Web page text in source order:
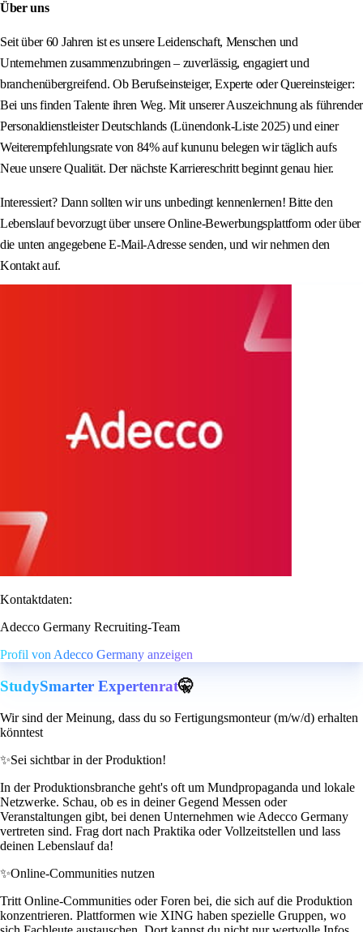
Über uns
Seit über 60 Jahren ist es unsere Leidenschaft, Menschen und
Unternehmen zusammenzubringen – zuverlässig, engagiert und
branchenübergreifend. Ob Berufseinsteiger, Experte oder Quereinsteiger:
Bei uns finden Talente ihren Weg. Mit unserer Auszeichnung als führender
Personaldienstleister Deutschlands (Lünendonk-Liste 2025) und einer
Weiterempfehlungsrate von 84% auf kununu belegen wir täglich aufs
Neue unsere Qualität. Der nächste Karriereschritt beginnt genau hier.
Interessiert? Dann sollten wir uns unbedingt kennenlernen! Bitte den
Lebenslauf bevorzugt über unsere Online-Bewerbungsplattform oder über
die unten angegebene E-Mail-Adresse senden, und wir nehmen den
Kontakt auf.
Kontaktdaten:
Adecco Germany Recruiting-Team
Profil von Adecco Germany anzeigen
StudySmarter Expertenrat🤫
Wir sind der Meinung, dass du so Fertigungsmonteur (m/w/d) erhalten
könntest
✨Sei sichtbar in der Produktion!
In der Produktionsbranche geht's oft um Mundpropaganda und lokale
Netzwerke. Schau, ob es in deiner Gegend Messen oder
Veranstaltungen gibt, bei denen Unternehmen wie Adecco Germany
vertreten sind. Frag dort nach Praktika oder Vollzeitstellen und lass
deinen Lebenslauf da!
✨Online-Communities nutzen
Tritt Online-Communities oder Foren bei, die sich auf die Produktion
konzentrieren. Plattformen wie XING haben spezielle Gruppen, wo